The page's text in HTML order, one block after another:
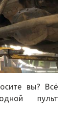
вы? Всё
пульт